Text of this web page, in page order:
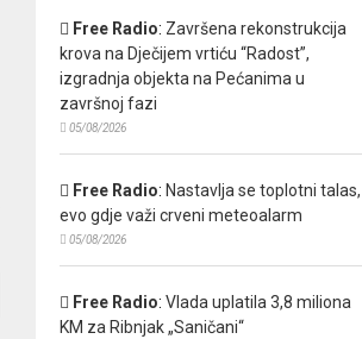
Free Radio: Završena rekonstrukcija
krova na Dječijem vrtiću “Radost”,
izgradnja objekta na Pećanima u
završnoj fazi
05/08/2026
Free Radio: Nastavlja se toplotni talas,
evo gdje važi crveni meteoalarm
05/08/2026
Free Radio: Vlada uplatila 3,8 miliona
KM za Ribnjak „Saničani“